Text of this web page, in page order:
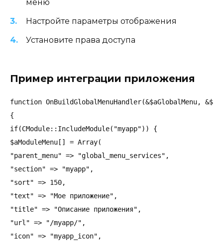
меню
Настройте параметры отображения
Установите права доступа
Пример интеграции приложения
function OnBuildGlobalMenuHandler(&$aGlobalMenu,
{
if(CModule::IncludeModule("myapp")) {
$aModuleMenu[] = Array(
"parent_menu" => "global_menu_services",
"section" => "myapp",
"sort" => 150,
"text" => "Мое приложение",
"title" => "Описание приложения",
"url" => "/myapp/",
"icon" => "myapp_icon",